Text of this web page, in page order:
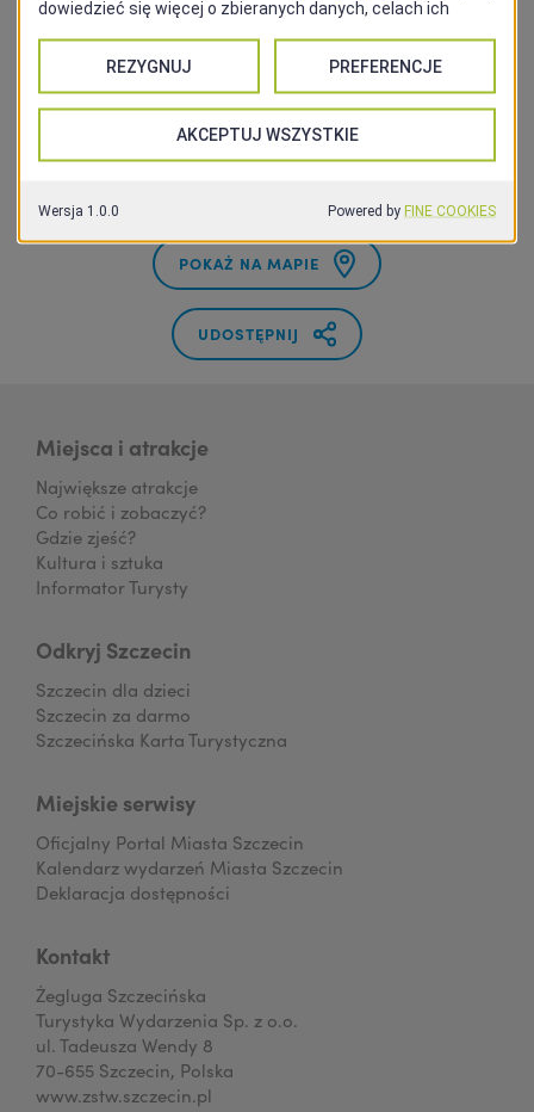
Kontakt
+48 513 700 770
Strona internetowa
Facebook
POKAŻ NA MAPIE
UDOSTĘPNIJ
Miejsca i atrakcje
Największe atrakcje
Co robić i zobaczyć?
Gdzie zjeść?
Kultura i sztuka
Informator Turysty
Odkryj Szczecin
Szczecin dla dzieci
Szczecin za darmo
Szczecińska Karta Turystyczna
Miejskie serwisy
Oficjalny Portal Miasta Szczecin
Kalendarz wydarzeń Miasta Szczecin
Deklaracja dostępności
Kontakt
Żegluga Szczecińska
Turystyka Wydarzenia Sp. z o.o.
ul. Tadeusza Wendy 8
70-655 Szczecin, Polska
www.zstw.szczecin.pl